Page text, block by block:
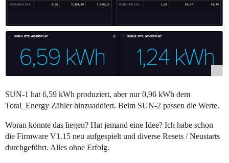
SUN-1 hat 6,59 kWh produziert, aber nur 0,96 kWh dem
Total_Energy Zähler hinzuaddiert. Beim SUN-2 passen die Werte.
Woran könnte das liegen? Hat jemand eine Idee? Ich habe schon
die Firmware V1.15 neu aufgespielt und diverse Resets / Neustarts
durchgeführt. Alles ohne Erfolg.